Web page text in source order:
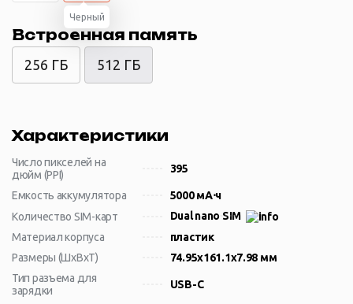
Черный
Встроенная память
256 ГБ 512 ГБ
Характеристики
Число пикселей на
дюйм (PPI)
395
Емкость аккумулятора
5000 мА⋅ч
Количество SIM-карт
Dual nano SIM
Материал корпуса
пластик
Размеры (ШxВxТ)
74.95x161.1x7.98 мм
Тип разъема для
зарядки
USB-C